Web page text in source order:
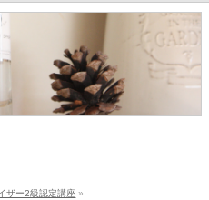
ザー2級認定講座 »